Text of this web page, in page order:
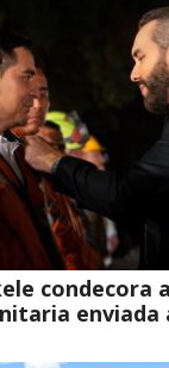
condecora
enviada